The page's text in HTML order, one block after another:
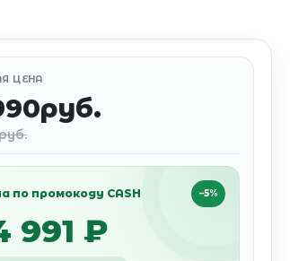
ЦЕНА
по промокоду CASH −5%
991 ₽